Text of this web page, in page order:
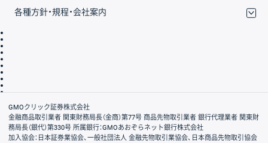
各種方針・規程・会社案内
会社案内
GMOクリック証券株式会社
金融商品取引業者 関東財務局長（金商）第77号 商品先物取引業者 銀行代理業者 関東財
務局長（銀代）第330号 所属銀行：GMOあおぞらネット銀行株式会社
加入協会：日本証券業協会、一般社団法人 金融先物取引業協会、日本商品先物取引協会